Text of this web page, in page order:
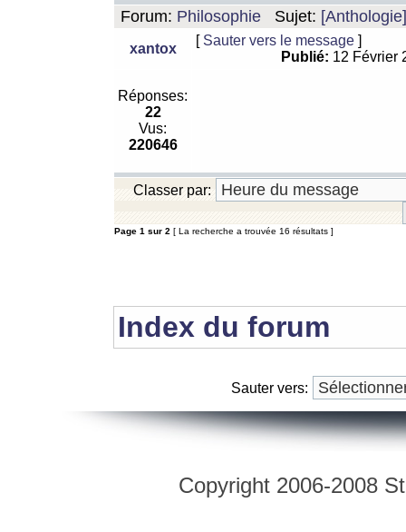
Forum: Philosophie Sujet:
xantox
[ Sauter vers le message ]
Publié: 12 Février
Réponses:
22
Vus:
220646
Classer par:
Page 1 sur 2 [ La recherche a trouvée 16 résultats ]
Index du forum
Sauter vers:
Copyright 2006-2008